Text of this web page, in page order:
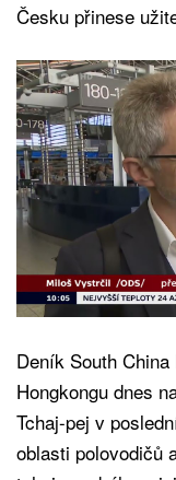
Česku přinese
Deník South
Hongkongu dnes
Tchaj-pej v
oblasti polovodičů